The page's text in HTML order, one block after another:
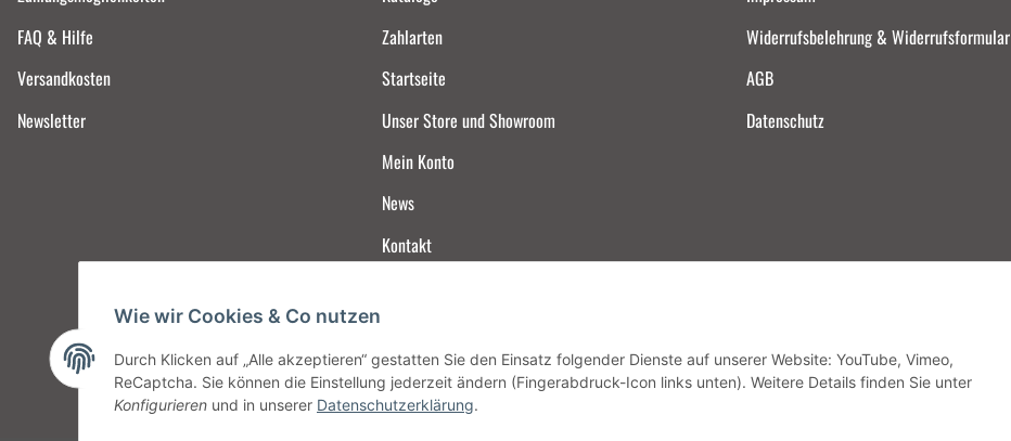
FAQ & Hilfe
Versandkosten
Newsletter
Zahlarten
Startseite
Unser Store und Showroom
Mein Konto
News
Kontakt
Widerrufsbelehrung & Widerrufsformular
AGB
Datenschutz
Vertrag widerrufen
Wie wir Cookies & Co nutzen
Durch Klicken auf „Alle akzeptieren“ gestatten Sie den Einsatz folgender Dienste auf unserer Website: YouTube, Vimeo,
ReCaptcha. Sie können die Einstellung jederzeit ändern (Fingerabdruck-Icon links unten). Weitere Details finden Sie unter
Konfigurieren und in unserer Datenschutzerklärung.